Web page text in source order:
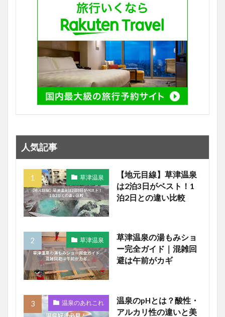
人気記事
草津温泉
【地元目線】草津温泉
は2泊3日がベスト！1
泊2日との違い比較
草津温泉
草津温泉の湯もみショ
ー完全ガイド｜混雑回
避は午前がカギ
温泉のあれこれ
温泉のpHとは？酸性・
アルカリ性の違いと美